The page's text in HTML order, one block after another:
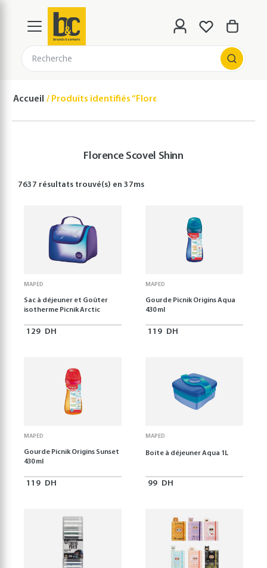
Recherche
Accueil Produits identifiés “Florence Scovel Shinn”
Florence Scovel Shinn
7637 résultats trouvé(s) en37ms
MAPED
Sac à déjeuner et Goûter
isotherme Picnik Arctic
129 DH
MAPED
Gourde Picnik Origins Aqua
430 ml
119 DH
MAPED
Gourde Picnik Origins Sunset
430 ml
119 DH
MAPED
Boite à déjeuner Aqua 1L
99 DH